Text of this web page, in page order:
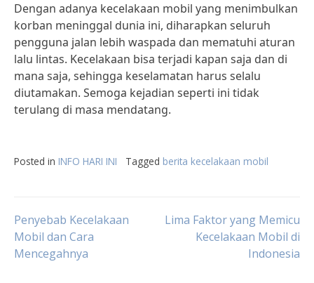
Dengan adanya kecelakaan mobil yang menimbulkan
korban meninggal dunia ini, diharapkan seluruh
pengguna jalan lebih waspada dan mematuhi aturan
lalu lintas. Kecelakaan bisa terjadi kapan saja dan di
mana saja, sehingga keselamatan harus selalu
diutamakan. Semoga kejadian seperti ini tidak
terulang di masa mendatang.
Posted in INFO HARI INI Tagged berita kecelakaan mobil
Post
navigation
Penyebab Kecelakaan
Mobil dan Cara
Mencegahnya
Lima Faktor yang Memicu
Kecelakaan Mobil di
Indonesia